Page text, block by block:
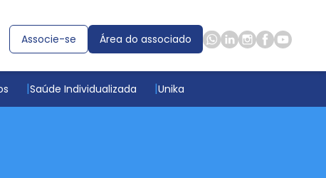
Associe-se Área do associado
Saúde Individualizada Unika